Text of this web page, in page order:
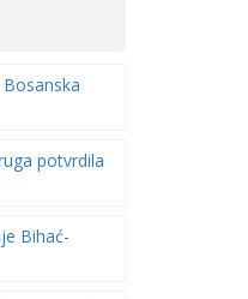
potvrdila
Bihać-